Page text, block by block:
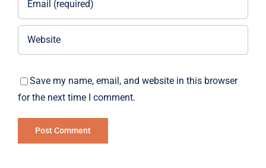
Save my name, email, and website in this browser
for the next time I comment.